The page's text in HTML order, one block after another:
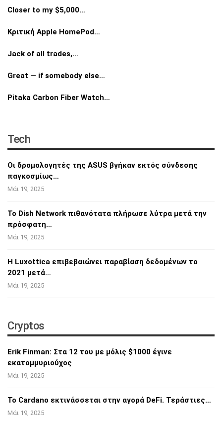
Closer to my $5,000…
Κριτική Apple HomePod…
Jack of all trades,…
Great — if somebody else…
Pitaka Carbon Fiber Watch…
Tech
Οι δρομολογητές της ASUS βγήκαν εκτός σύνδεσης
παγκοσμίως…
Μάι 19, 2025
Το Dish Network πιθανότατα πλήρωσε λύτρα μετά την
πρόσφατη…
Μάι 19, 2025
Η Luxottica επιβεβαιώνει παραβίαση δεδομένων το
2021 μετά…
Μάι 19, 2025
Cryptos
Erik Finman: Στα 12 του με μόλις $1000 έγινε
εκατομμυριούχος
Μάι 19, 2025
Το Cardano εκτινάσσεται στην αγορά DeFi. Τεράστιες…
Μάι 19, 2025